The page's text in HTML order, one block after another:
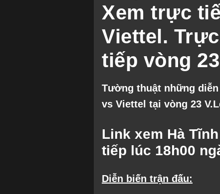
Xem trực
Viettel.
tiếp vòng
Tường thuật những
vs Viettel tại vòng 23
Link xem Hà
tiếp lúc 18h00
Diễn biến trận đấu: